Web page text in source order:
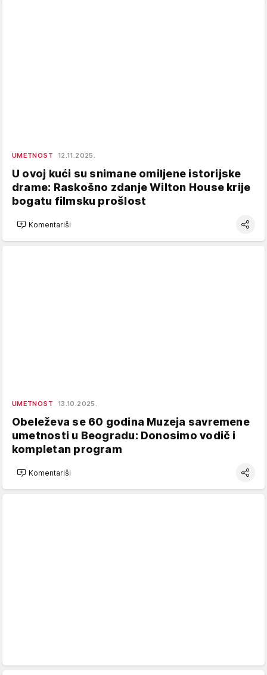
UMETNOST 12.11.2025.
U ovoj kući su snimane omiljene istorijske
drame: Raskošno zdanje Wilton House krije
bogatu filmsku prošlost
Komentariši
UMETNOST 13.10.2025.
Obeleževa se 60 godina Muzeja savremene
umetnosti u Beogradu: Donosimo vodič i
kompletan program
Komentariši